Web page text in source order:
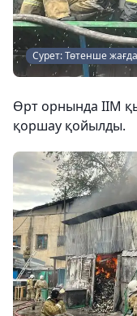
Сурет: Төтенше
Өрт орнында ІІМ
қоршау қойылды.